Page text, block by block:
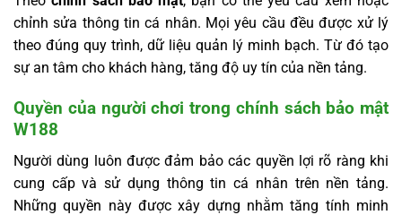
chỉnh sửa thông tin cá nhân. Mọi yêu cầu đều được xử lý
theo đúng quy trình, dữ liệu quản lý minh bạch. Từ đó tạo
sự an tâm cho khách hàng, tăng độ uy tín của nền tảng.
Quyền của người chơi trong chính sách bảo mật
W188
Người dùng luôn được đảm bảo các quyền lợi rõ ràng khi
cung cấp và sử dụng thông tin cá nhân trên nền tảng.
Những quyền này được xây dựng nhằm tăng tính minh